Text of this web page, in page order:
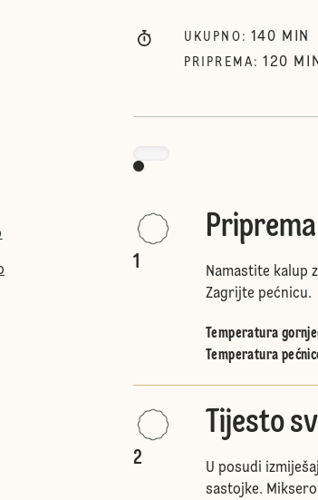
UKUPNO : 140 MIN
PRIPREMA : 120 MIN
1
Priprema
Namastite kalup
Zagrijte pećnicu.
Temperatura
Temperatura
2
Tijesto
U posudi
sastojke.